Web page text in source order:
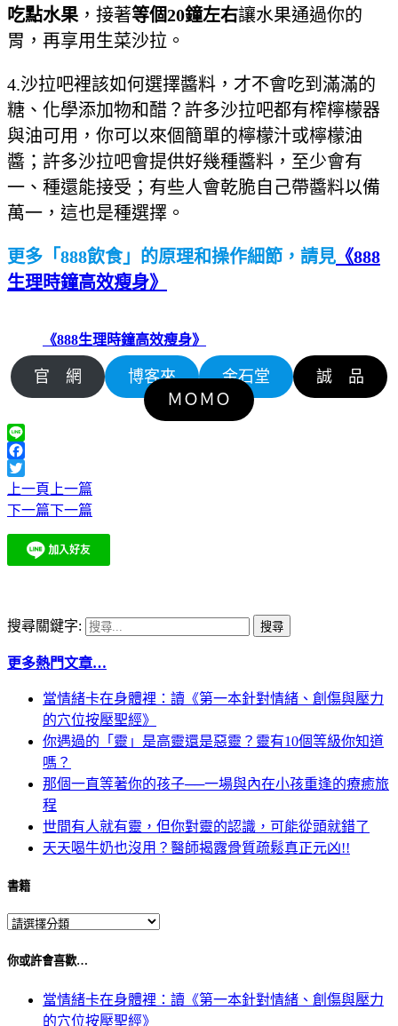
吃點水果 ，接著等個20鐘左右讓水果通過你的
胃，再享用生菜沙拉。
4.沙拉吧裡該如何選擇醬料，才不會吃到滿滿的
糖、化學添加物和醋？許多沙拉吧都有榨檸檬器
與油可用，你可以來個簡單的檸檬汁或檸檬油
醬；許多沙拉吧會提供好幾種醬料，至少會有
一、種還能接受；有些人會乾脆自己帶醬料以備
萬一，這也是種選擇。
更多「888飲食」的原理和操作細節，請見 《888
生理時鐘高效瘦身》
《888生理時鐘高效瘦身》
官 網 博客來 金石堂
誠 品
ＭＯＭＯ
Line
Facebook
Twitter
上一頁 上一篇
下一篇下一篇
搜尋關鍵字:
更多熱門文章…
當情緒卡在身體裡：讀《第一本針對情緒、創傷與壓力
的穴位按壓聖經》
你遇過的「靈」是高靈還是惡靈？靈有10個等級你知道
嗎？
那個一直等著你的孩子──一場與內在小孩重逢的療癒旅
程
世間有人就有靈，但你對靈的認識，可能從頭就錯了
天天喝牛奶也沒用？醫師揭露骨質疏鬆真正元凶!!
書籍
你或許會喜歡…
當情緒卡在身體裡：讀《第一本針對情緒、創傷與壓力
的穴位按壓聖經》